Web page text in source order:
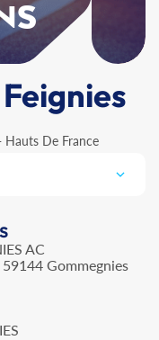
Hauts De France
AC
Gommegnies